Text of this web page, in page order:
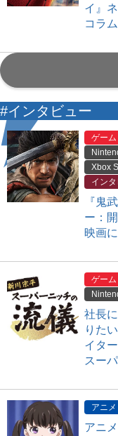
イ』
コラ
#インタビュー
ゲーム
Xbox
イン
『鬼
ー：
映画
ゲーム
社長
りた
イタ
スー
アニ
アニ